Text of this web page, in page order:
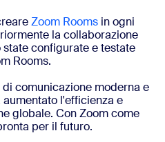
Zoom Rooms in ogni
la collaborazione
configurate e testate
Rooms.
comunicazione moderna e
l'efficienza e
globale. Con Zoom come
per il futuro.